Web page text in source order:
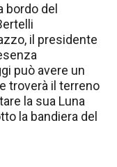
bordo del
il presidente
può avere un
troverà il terreno
la sua Luna
la bandiera del